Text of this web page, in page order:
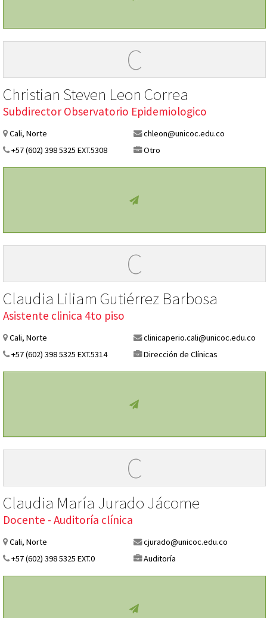
C
Christian Steven Leon Correa
Subdirector Observatorio Epidemiologico
Cali, Norte
chleon@unicoc.edu.co
+57 (602) 398 5325 EXT.5308
Otro
C
Claudia Liliam Gutiérrez Barbosa
Asistente clinica 4to piso
Cali, Norte
clinicaperio.cali@unicoc.edu.co
+57 (602) 398 5325 EXT.5314
Dirección de Clínicas
C
Claudia María Jurado Jácome
Docente - Auditoría clínica
Cali, Norte
cjurado@unicoc.edu.co
+57 (602) 398 5325 EXT.0
Auditoría